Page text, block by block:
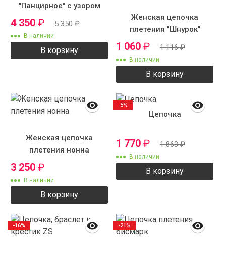
"Панцирное" с узором
4 350 ₽ 5 350₽
В наличии
В корзину
Женская цепочка
плетения "Шнурок"
1 060 ₽ 1 116₽
В наличии
В корзину
Женская цепочка
плетения нонна
3 250 ₽
В наличии
В корзину
Цепочка
1 770 ₽ 1 863₽
В наличии
В корзину
-5%
-16% -21%